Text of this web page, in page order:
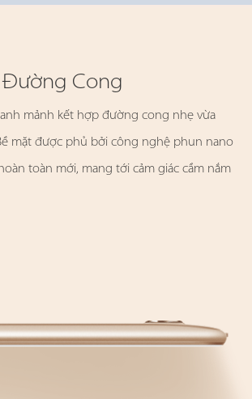
Cong
mảnh kết hợp đường cong nhẹ vừa
mặt được phủ bởi công nghệ phun nano
toàn mới, mang tới cảm giác cầm nắm